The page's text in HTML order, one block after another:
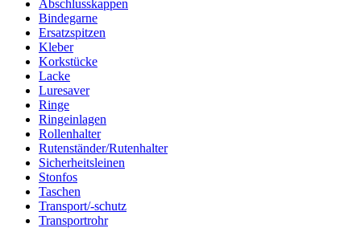
Abschlusskappen
Bindegarne
Ersatzspitzen
Kleber
Korkstücke
Lacke
Luresaver
Ringe
Ringeinlagen
Rollenhalter
Rutenständer/Rutenhalter
Sicherheitsleinen
Stonfos
Taschen
Transport/-schutz
Transportrohr